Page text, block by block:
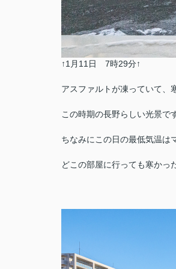
↑1月11日 7時29分↑
アスファルトが凍っていて、
この時期の長野らしい光景で
ちなみにこの日の最低気温は
どこの部屋に行っても寒かっ